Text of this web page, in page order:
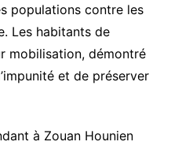
populations contre les
Les habitants de
mobilisation, démontré
et de préserver
à Zouan Hounien